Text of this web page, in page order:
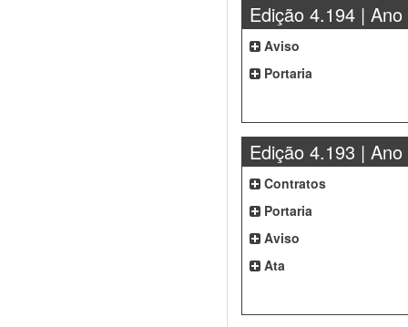
Edição 4.194 | Ano
Aviso
Portaria
Edição 4.193 | Ano
Contratos
Portaria
Aviso
Ata